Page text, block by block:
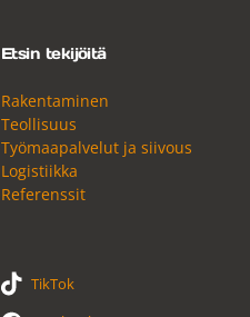
Etsin tekijöitä
Rakentaminen
Teollisuus
Työmaapalvelut ja siivous
Logistiikka
Referenssit
TikTok